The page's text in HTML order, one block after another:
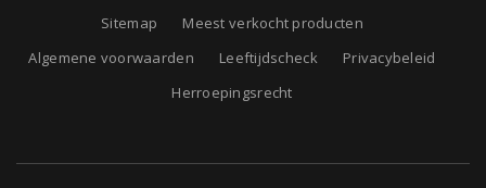
Sitemap
Meest verkocht producten
Algemene voorwaarden
Leeftijdscheck
Privacybeleid
Herroepingsrecht